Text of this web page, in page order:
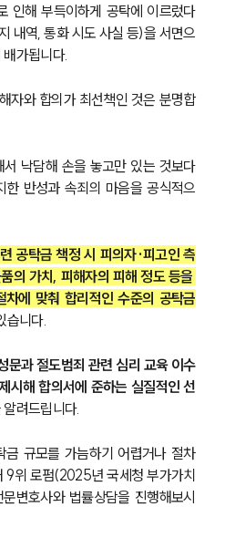
/자료
지사항
블로그
미나
상담예약
률상담예약
인해 부득이하게 공탁에 이르렀다
내역, 통화 시도 사실 등)을 서면으
가됩니다.
자와 합의가 최선책인 것은 분명합
낙담해 손을 놓고만 있는 것보다
반성과 속죄의 마음을 공식적으
공탁금 책정 시 피의자·피고인 측
의 가치, 피해자의 피해 정도 등을
에 맞춰 합리적인 수준의 공탁금
습니다.
문과 절도범죄 관련 심리 교육 이수
시해 합의서에 준하는 실질적인 선
알려드립니다.
금 규모를 가늠하기 어렵거나 절차
9위 로펌(2025년 국세청 부가가치
변호사와 법률상담을 진행해보시